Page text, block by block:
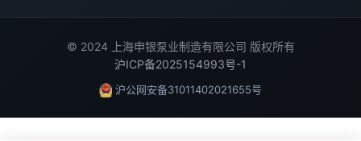
© 2024 上海申银泵业制造有限公司 版权所有
沪ICP备2025154993号-1
沪公网安备31011402021655号